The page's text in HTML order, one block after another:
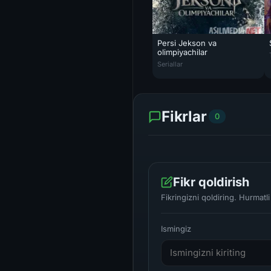
Persi Jekson va
olimpiyachilar
Seriallar
Fikrlar 0
Fikr qoldirish
Fikringizni qoldiring.
Ismingiz